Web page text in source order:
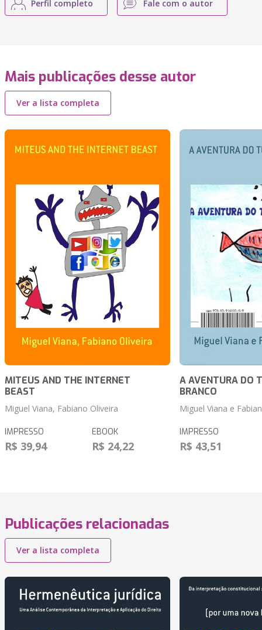
Perfil completo Fale com o autor
Mais publicações desse autor
Ver a lista completa
MITEUS AND THE INTERNET
BEAST
Miguel Viana, Fabiano Oliveira
IMPRESSO
R$ 39,94
EBOOK
R$ 24,22
A AVENTURA DO
BRANCO
Miguel Viana e
IMPRESSO
R$ 43,51
Publicações relacionadas
Ver a lista completa